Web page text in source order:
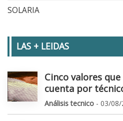
SOLARIA
LAS + LEIDAS
Cinco valores
cuenta por
Análisis tecnico - 03/08/